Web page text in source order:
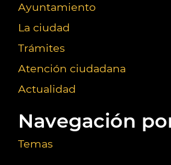
Ayuntamiento
La ciudad
Trámites
Atención ciudadana
Actualidad
Navegación
Temas